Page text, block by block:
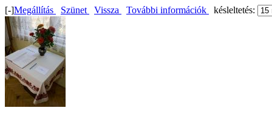
[-]Megállítás Szünet Vissza További információk késleltetés: